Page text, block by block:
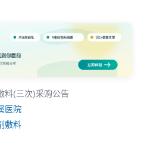
料(三次)采购公告
医院
敷料